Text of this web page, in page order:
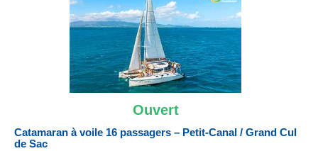
Ouvert
Catamaran à voile 16 passagers – Petit-Canal / Grand Cul
de Sac